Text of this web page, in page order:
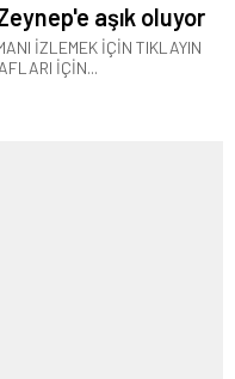
aşık oluyor
İZLEMEK İÇİN TIKLAYIN
İÇİN...